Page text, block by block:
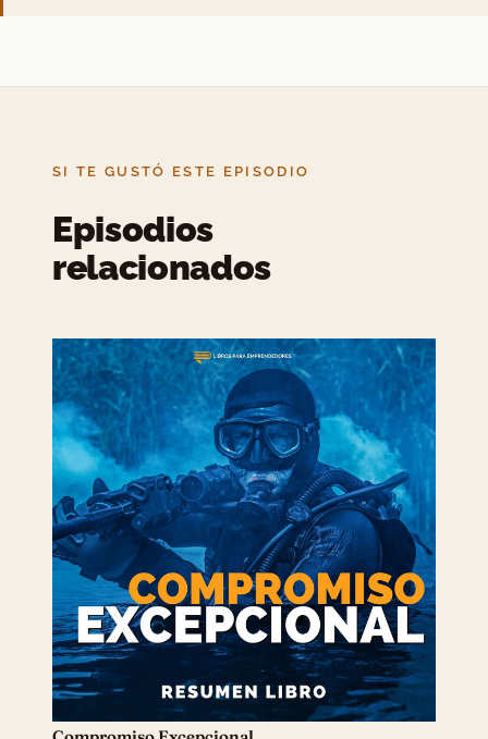
SI TE GUSTÓ ESTE EPISODIO
Episodios
relacionados